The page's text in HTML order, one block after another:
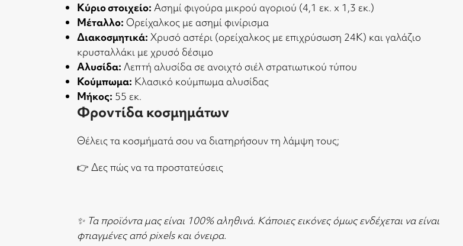
Κύριο στοιχείο: Ασημί φιγούρα μικρού αγοριού (4,1 εκ. x 1,3 εκ.)
Μέταλλο: Ορείχαλκος με ασημί φινίρισμα
Διακοσμητικά: Χρυσό αστέρι (ορείχαλκος με επιχρύσωση 24Κ) και γαλάζιο
κρυσταλλάκι με χρυσό δέσιμο
Αλυσίδα: Λεπτή αλυσίδα σε ανοιχτό σιέλ στρατιωτικού τύπου
Κούμπωμα: Κλασικό κούμπωμα αλυσίδας
Μήκος: 55 εκ.
Φροντίδα κοσμημάτων
Θέλεις τα κοσμήματά σου να διατηρήσουν τη λάμψη τους;
👉 Δες πώς να τα προστατεύσεις
✨ Τα προϊόντα μας είναι 100% αληθινά. Κάποιες εικόνες όμως ενδέχεται να είναι
φτιαγμένες από pixels και όνειρα.